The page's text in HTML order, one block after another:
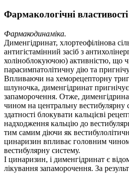
Фармакологічні властивості
Фармакодинаміка.
Дименгідринат, хлортеофілінова
антигістамінний засіб з
холіноблокуючою) активністю, що
парасимпатолітичну дію та
Впливаючи на хеморецепторну
шлуночка, дименгідринат
запаморочення. Отже,
чином на центральну вестибулярну
здатності блокувати кальцієві
надходження кальцію до
тим самим діючи як
цинаризин впливає головним
вестибулярну систему.
І цинаризин, і дименгідринат є
лікування запаморочення. За